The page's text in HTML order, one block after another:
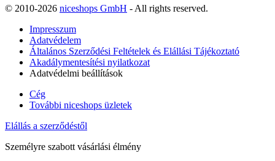
© 2010-2026 niceshops GmbH - All rights reserved.
Impresszum
Adatvédelem
Általános Szerződési Feltételek és Elállási Tájékoztató
Akadálymentesítési nyilatkozat
Adatvédelmi beállítások
Cég
További niceshops üzletek
Elállás a szerződéstől
Személyre szabott vásárlási élmény